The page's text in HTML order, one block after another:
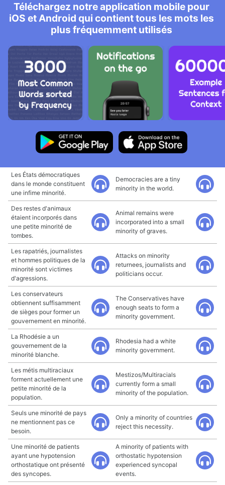
Téléchargez notre application mobile pour
iOS et Android qui contient tous les mots les
plus fréquemment utilisés
Les États démocratiques
dans le monde constituent
une infime minorité.
Democracies are a tiny
minority in the world.
Des restes d'animaux
étaient incorporés dans
une petite minorité de
tombes.
Animal remains were
incorporated into a small
minority of graves.
Les rapatriés, journalistes
et hommes politiques de la
minorité sont victimes
d'agressions.
Attacks on minority
returnees, journalists and
politicians occur.
Les conservateurs
obtiennent suffisamment
de sièges pour former un
gouvernement en minorité.
The Conservatives have
enough seats to form a
minority government.
La Rhodésie a un
gouvernement de la
minorité blanche.
Rhodesia had a white
minority government.
Les métis multiraciaux
forment actuellement une
petite minorité de la
population.
Mestizos/Multiracials
currently form a small
minority of the population.
Seuls une minorité de pays
ne mentionnent pas ce
besoin.
Only a minority of countries
reject this necessity.
Une minorité de patients
ayant une hypotension
orthostatique ont présenté
des syncopes.
A minority of patients with
orthostatic hypotension
experienced syncopal
events.